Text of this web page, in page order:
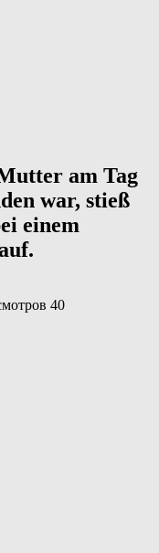
am Tag
war, stieß
einem
40